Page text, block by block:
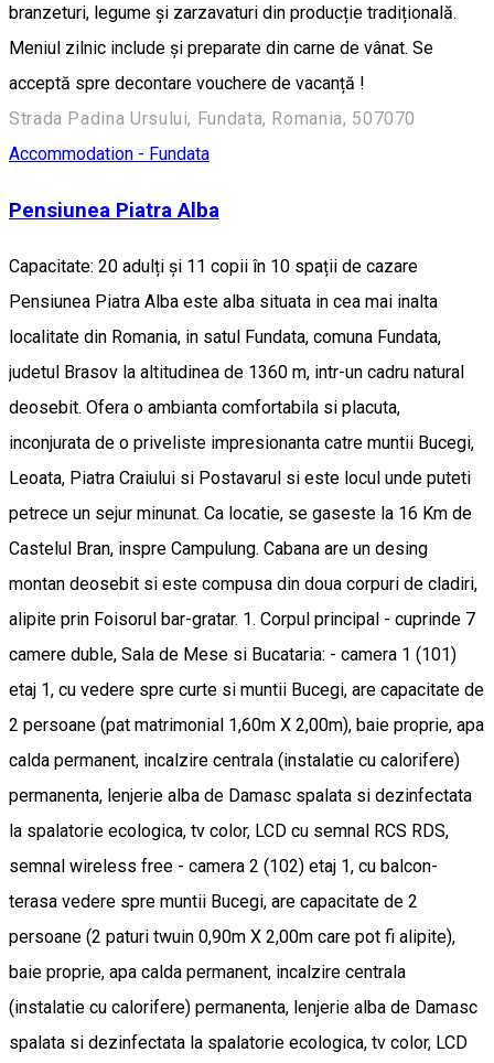
branzeturi, legume și zarzavaturi din producție tradițională.
Meniul zilnic include și preparate din carne de vânat. Se
acceptă spre decontare vouchere de vacanță !
Strada Padina Ursului, Fundata, Romania, 507070
Accommodation - Fundata
Pensiunea Piatra Alba
Capacitate: 20 adulți și 11 copii în 10 spații de cazare
Pensiunea Piatra Alba este alba situata in cea mai inalta
localitate din Romania, in satul Fundata, comuna Fundata,
judetul Brasov la altitudinea de 1360 m, intr-un cadru natural
deosebit. Ofera o ambianta comfortabila si placuta,
inconjurata de o priveliste impresionanta catre muntii Bucegi,
Leoata, Piatra Craiului si Postavarul si este locul unde puteti
petrece un sejur minunat. Ca locatie, se gaseste la 16 Km de
Castelul Bran, inspre Campulung. Cabana are un desing
montan deosebit si este compusa din doua corpuri de cladiri,
alipite prin Foisorul bar-gratar. 1. Corpul principal - cuprinde 7
camere duble, Sala de Mese si Bucataria: - camera 1 (101)
etaj 1, cu vedere spre curte si muntii Bucegi, are capacitate de
2 persoane (pat matrimonial 1,60m X 2,00m), baie proprie, apa
calda permanent, incalzire centrala (instalatie cu calorifere)
permanenta, lenjerie alba de Damasc spalata si dezinfectata
la spalatorie ecologica, tv color, LCD cu semnal RCS RDS,
semnal wireless free - camera 2 (102) etaj 1, cu balcon-
terasa vedere spre muntii Bucegi, are capacitate de 2
persoane (2 paturi twuin 0,90m X 2,00m care pot fi alipite),
baie proprie, apa calda permanent, incalzire centrala
(instalatie cu calorifere) permanenta, lenjerie alba de Damasc
spalata si dezinfectata la spalatorie ecologica, tv color, LCD